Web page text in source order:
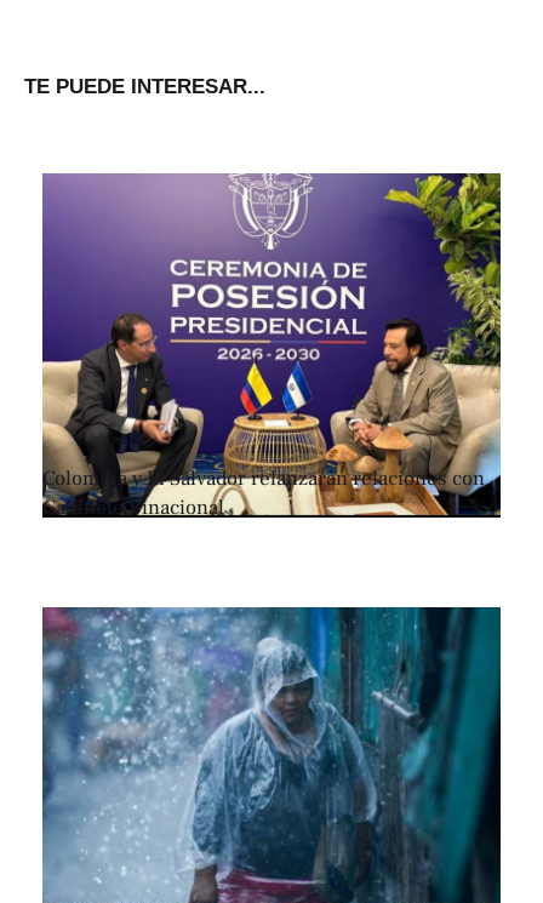
TE PUEDE INTERESAR...
Colombia y El Salvador relanzarán relaciones con
Gabinete Binacional